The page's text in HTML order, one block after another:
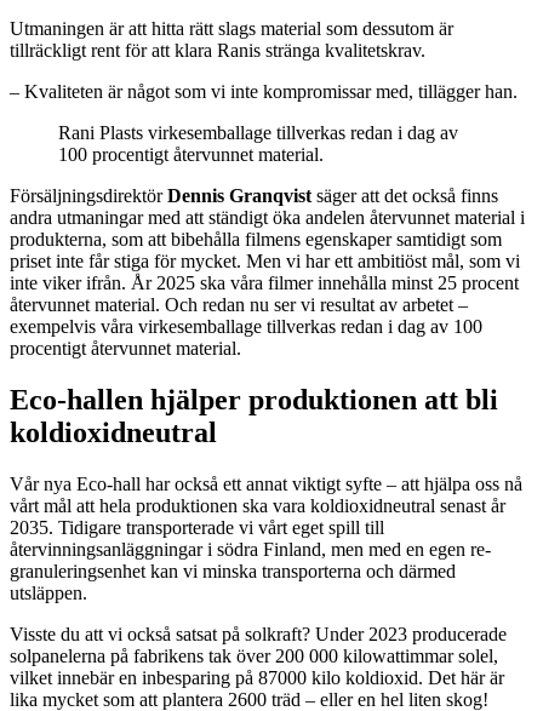
Utmaningen är att hitta rätt slags material som dessutom är
tillräckligt rent för att klara Ranis stränga kvalitetskrav.
– Kvaliteten är något som vi inte kompromissar med, tillägger han.
Rani Plasts virkesemballage tillverkas redan i dag av
100 procentigt återvunnet material.
FörsäljningsdirektörDennis Granqvist säger att det också finns
andra utmaningar med att ständigt öka andelen återvunnet material i
produkterna, som att bibehålla filmens egenskaper samtidigt som
priset inte får stiga för mycket. Men vi har ett ambitiöst mål, som vi
inte viker ifrån. År 2025 ska våra filmer innehålla minst 25 procent
återvunnet material. Och redan nu ser vi resultat av arbetet –
exempelvis våra virkesemballage tillverkas redan i dag av 100
procentigt återvunnet material.
Eco-hallen hjälper produktionen att bli
koldioxidneutral
Vår nya Eco-hall har också ett annat viktigt syfte – att hjälpa oss nå
vårt mål att hela produktionen ska vara koldioxidneutral senast år
2035. Tidigare transporterade vi vårt eget spill till
återvinningsanläggningar i södra Finland, men med en egen re-
granuleringsenhet kan vi minska transporterna och därmed
utsläppen.
Visste du att vi också satsat på solkraft? Under 2023 producerade
solpanelerna på fabrikens tak över 200 000 kilowattimmar solel,
vilket innebär en inbesparing på 87000 kilo koldioxid. Det här är
lika mycket som att plantera 2600 träd – eller en hel liten skog!